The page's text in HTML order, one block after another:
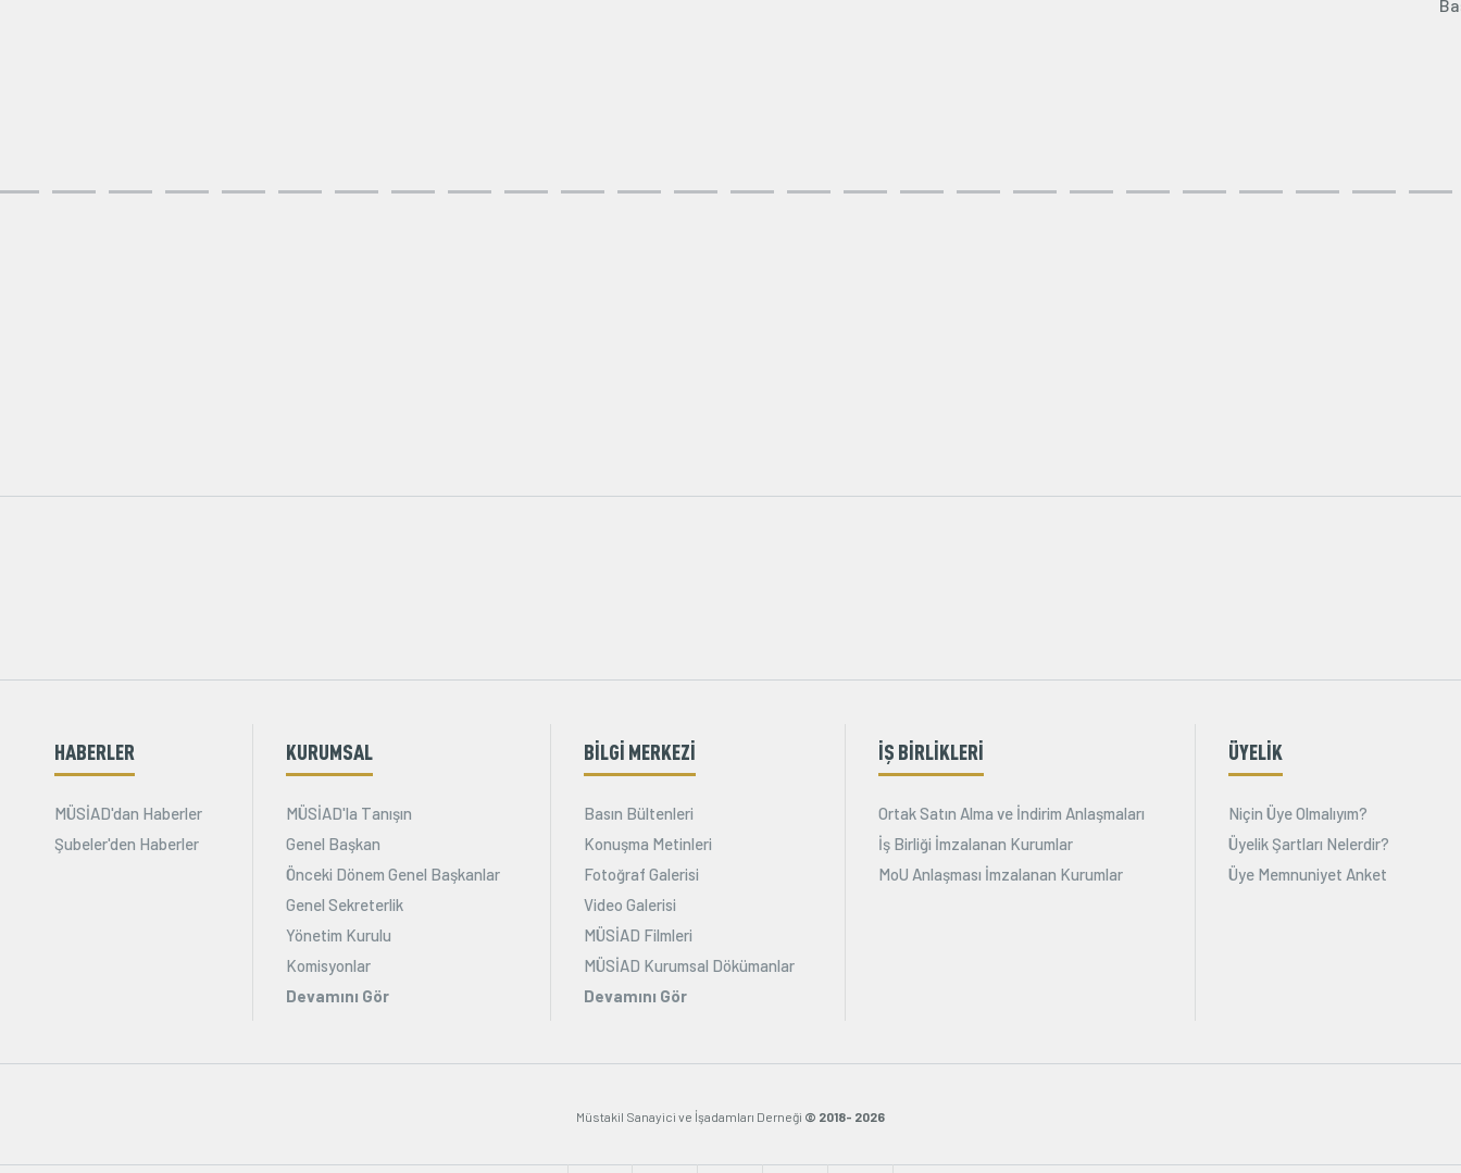
HABERLER
MÜSİAD'dan Haberler
Şubeler'den Haberler
KURUMSAL
MÜSİAD'la Tanışın
Genel Başkan
Önceki Dönem Genel Başkanlar
Genel Sekreterlik
Yönetim Kurulu
Komisyonlar
Devamını Gör
BİLGİ MERKEZİ
Basın Bültenleri
Konuşma Metinleri
Fotoğraf Galerisi
Video Galerisi
MÜSİAD Filmleri
MÜSİAD Kurumsal Dökümanlar
Devamını Gör
İŞ BİRLİKLERİ
Ortak Satın Alma ve İndirim Anlaşmaları
İş Birliği İmzalanan Kurumlar
MoU Anlaşması İmzalanan Kurumlar
ÜYELİK
Niçin Üye Olmalıyım?
Üyelik Şartları Nelerdir?
Üye Memnuniyet Anket
Müstakil Sanayici ve İşadamları Derneği © 2018- 2026